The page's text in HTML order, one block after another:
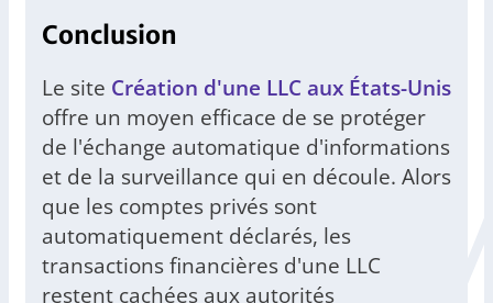
Conclusion
Le site Création d'une LLC aux États-Unis
offre un moyen efficace de se protéger
de l'échange automatique d'informations
et de la surveillance qui en découle. Alors
que les comptes privés sont
automatiquement déclarés, les
transactions financières d'une LLC
restent cachées aux autorités